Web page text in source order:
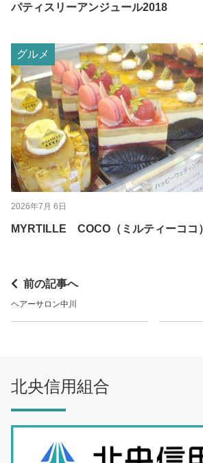
パティスリーアンジュール2018
グルメ
2026年7月 6日
MYRTILLE COCO（ミルティーココ）
前の記事へ
ヘアーサロン中川
北央信用組合